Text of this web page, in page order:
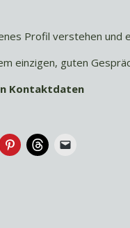
Profil verstehen und
einzigen, guten
Kontaktdaten